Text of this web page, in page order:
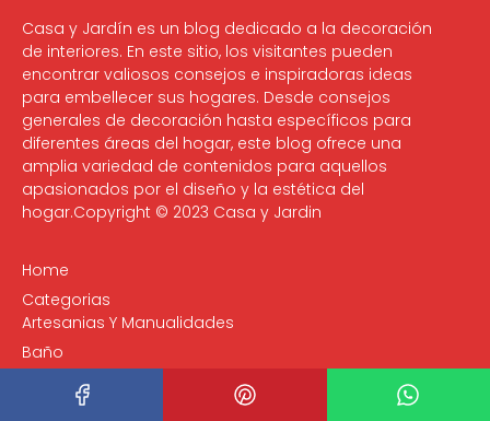
Casa y Jardín es un blog dedicado a la decoración
de interiores. En este sitio, los visitantes pueden
encontrar valiosos consejos e inspiradoras ideas
para embellecer sus hogares. Desde consejos
generales de decoración hasta específicos para
diferentes áreas del hogar, este blog ofrece una
amplia variedad de contenidos para aquellos
apasionados por el diseño y la estética del
hogar.Copyright © 2023 Casa y Jardin
Home
Categorias
Artesanias Y Manualidades
Baño
Interiores